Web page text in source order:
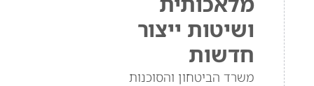
ושיטות ייצור
חדשות
משרד הביטחון והסוכנות